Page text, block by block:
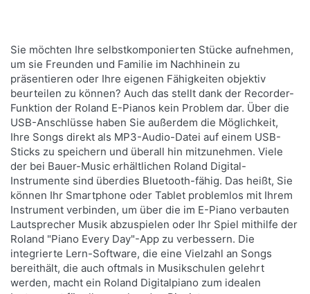
Luxuriöse Pianos mit bis zu acht Lautsprechern,
Flügel-Sound und variablem Raumklang
Mehr Infos
Sie möchten Ihre selbstkomponierten Stücke aufnehmen,
um sie Freunden und Familie im Nachhinein zu
präsentieren oder Ihre eigenen Fähigkeiten objektiv
beurteilen zu können? Auch das stellt dank der Recorder-
Funktion der Roland E-Pianos kein Problem dar. Über die
USB-Anschlüsse haben Sie außerdem die Möglichkeit,
Ihre Songs direkt als MP3-Audio-Datei auf einem USB-
Sticks zu speichern und überall hin mitzunehmen. Viele
der bei Bauer-Music erhältlichen Roland Digital-
Instrumente sind überdies Bluetooth-fähig. Das heißt, Sie
können Ihr Smartphone oder Tablet problemlos mit Ihrem
Instrument verbinden, um über die im E-Piano verbauten
Lautsprecher Musik abzuspielen oder Ihr Spiel mithilfe der
Roland "Piano Every Day"-App zu verbessern. Die
integrierte Lern-Software, die eine Vielzahl an Songs
bereithält, die auch oftmals in Musikschulen gelehrt
werden, macht ein Roland Digitalpiano zum idealen